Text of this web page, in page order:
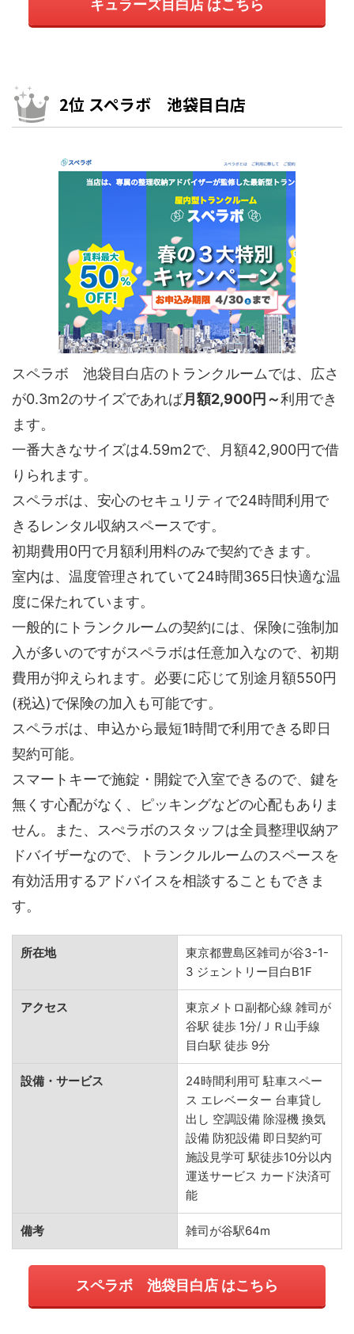
キュラーズ目白店 はこちら
2位 スペラボ 池袋目白店
スペラボ 池袋目白店のトランクルームでは、広さ
が0.3m2のサイズであれば月額2,900円～利用でき
ます。
一番大きなサイズは4.59m2で、月額42,900円で借
りられます。
スペラボは、安心のセキュリティで24時間利用で
きるレンタル収納スペースです。
初期費用0円で月額利用料のみで契約できます。
室内は、温度管理されていて24時間365日快適な温
度に保たれています。
一般的にトランクルームの契約には、保険に強制加
入が多いのですがスペラボは任意加入なので、初期
費用が抑えられます。必要に応じて別途月額550円
(税込)で保険の加入も可能です。
スペラボは、申込から最短1時間で利用できる即日
契約可能。
スマートキーで施錠・開錠で入室できるので、鍵を
無くす心配がなく、ピッキングなどの心配もありま
せん。また、スぺラボのスタッフは全員整理収納ア
ドバイザーなので、トランクルルームのスペースを
有効活用するアドバイスを相談することもできま
す。
所在地
東京都豊島区雑司が谷3-1-
3 ジェントリー目白B1F
アクセス
東京メトロ副都心線 雑司が
谷駅 徒歩 1分/ＪＲ山手線
目白駅 徒歩 9分
設備・サービス
24時間利用可 駐車スペー
ス エレベーター 台車貸し
出し 空調設備 除湿機 換気
設備 防犯設備 即日契約可
施設見学可 駅徒歩10分以内
運送サービス カード決済可
能
備考 雑司が谷駅64m
スペラボ 池袋目白店 はこちら